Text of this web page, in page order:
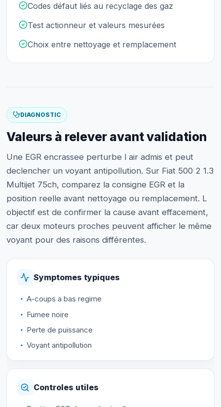
Codes défaut liés au recyclage des gaz
Test actionneur et valeurs mesurées
Choix entre nettoyage et remplacement
DIAGNOSTIC
Valeurs à relever avant validation
Une EGR encrassee perturbe l air admis et peut
declencher un voyant antipollution. Sur Fiat 500 2 1.3
Multijet 75ch, comparez la consigne EGR et la
position reelle avant nettoyage ou remplacement. L
objectif est de confirmer la cause avant effacement,
car deux moteurs proches peuvent afficher le même
voyant pour des raisons différentes.
Symptomes typiques
A-coups a bas regime
Fumee noire
Perte de puissance
Voyant antipollution
Controles utiles